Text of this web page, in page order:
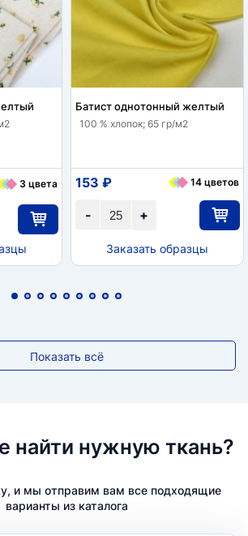
3 цвета
Батист однотонный желтый
100 % хлопок; 65 гр/м2
+
-
153 ₽ 14 цветов
Заказать образцы
Показать всё
найти нужную ткань?
и мы отправим вам все подходящие
варианты из каталога